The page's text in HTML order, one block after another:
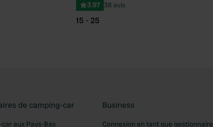
3.97 38 avis
15 - 25
de camping-car
aux Pays-Bas
Business
Connexion en tant que gestionnaire